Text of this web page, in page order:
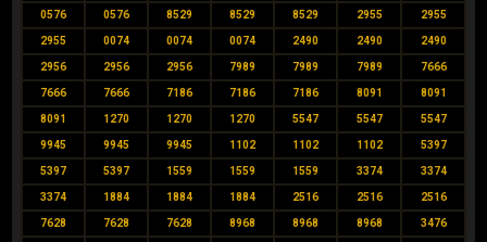
0576 0576 8529 8529 8529 2955 2955
2955 0074 0074 0074 2490 2490 2490
2956 2956 2956 7989 7989 7989 7666
7666 7666 7186 7186 7186 8091 8091
8091 1270 1270 1270 5547 5547 5547
9945 9945 9945 1102 1102 1102 5397
5397 5397 1559 1559 1559 3374 3374
3374 1884 1884 1884 2516 2516 2516
7628 7628 7628 8968 8968 8968 3476